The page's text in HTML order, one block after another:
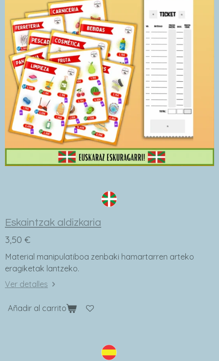
Eskaintzak aldizkaria
3,50 €
Material manipulatiboa zenbaki hamartarren arteko
eragiketak lantzeko.
Ver detalles
Añadir al carrito